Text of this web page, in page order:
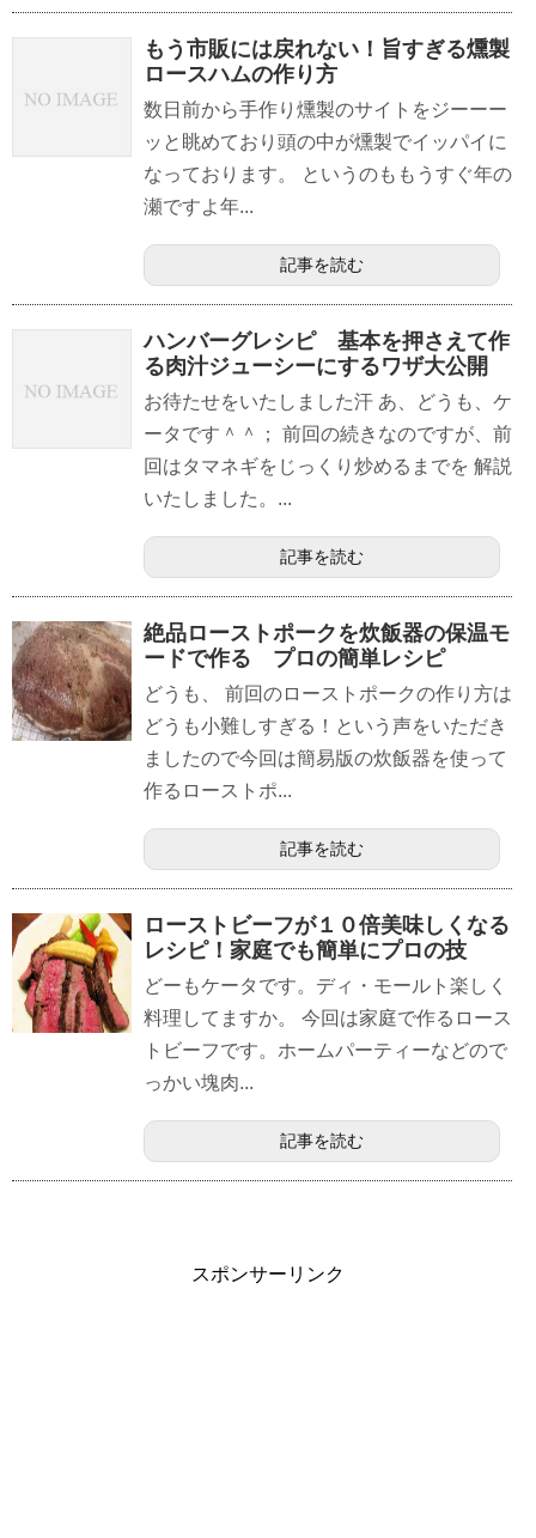
もう市販には戻れない！旨すぎる燻製
ロースハムの作り方
数日前から手作り燻製のサイトをジーーー
ッと眺めており頭の中が燻製でイッパイに
なっております。 というのももうすぐ年の
瀬ですよ年...
記事を読む
ハンバーグレシピ 基本を押さえて作
る肉汁ジューシーにするワザ大公開
お待たせをいたしました汗 あ、どうも、ケ
ータです＾＾； 前回の続きなのですが、前
回はタマネギをじっくり炒めるまでを 解説
いたしました。...
記事を読む
絶品ローストポークを炊飯器の保温モ
ードで作る プロの簡単レシピ
どうも、 前回のローストポークの作り方は
どうも小難しすぎる！という声をいただき
ましたので今回は簡易版の炊飯器を使って
作るローストポ...
記事を読む
ローストビーフが１０倍美味しくなる
レシピ！家庭でも簡単にプロの技
どーもケータです。ディ・モールト楽しく
料理してますか。 今回は家庭で作るロース
トビーフです。ホームパーティーなどので
っかい塊肉...
記事を読む
スポンサーリンク